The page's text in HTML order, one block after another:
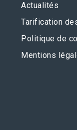
Actualités
Tarification
Politique de
Mentions